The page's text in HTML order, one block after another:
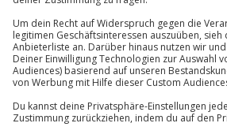
außer an bundesweiten Feiertagen:
Mo-Fr: 8-20 Uhr | Sa: 10-16 Uhr
Du möchtest als Firma bestellen?
Sichere Dir attraktive